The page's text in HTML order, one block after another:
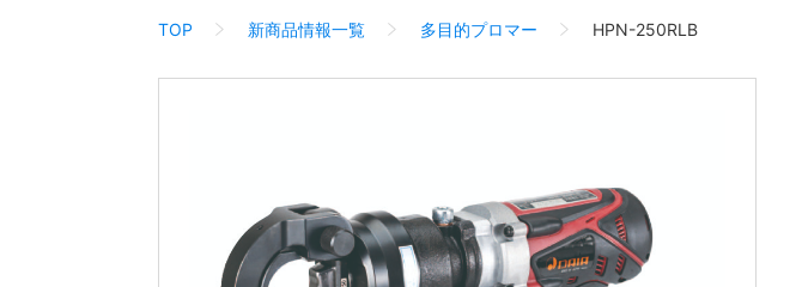
TOP 新商品情報一覧 多目的プロマー HPN-250RLB